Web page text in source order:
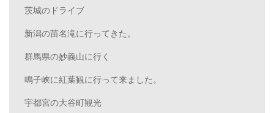
茨城のドライブ
新潟の苗名滝に行ってきた。
群馬県の妙義山に行く
鳴子峡に紅葉観に行って来ました。
宇都宮の大谷町観光